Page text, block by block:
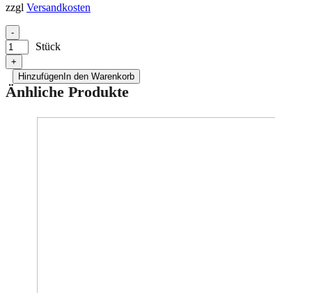
zzgl Versandkosten
-
Stück
+
HinzufügenIn den Warenkorb
Änhliche Produkte